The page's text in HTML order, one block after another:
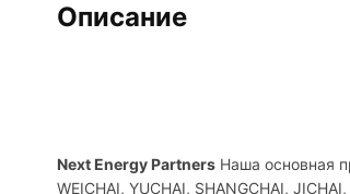
Описание
Next Energy Partners Наша основная
WEICHAI, YUCHAI, SHANGCHAI,